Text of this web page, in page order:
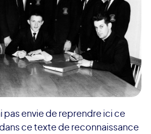
pas envie de reprendre ici ce
ce texte de reconnaissance